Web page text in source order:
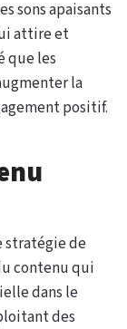
sons apaisants
attire et
que les
la
positif.
stratégie de
contenu qui
dans le
des